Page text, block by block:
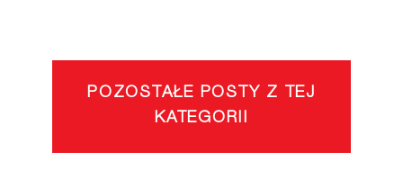
POZOSTAŁE POSTY Z TEJ
KATEGORII